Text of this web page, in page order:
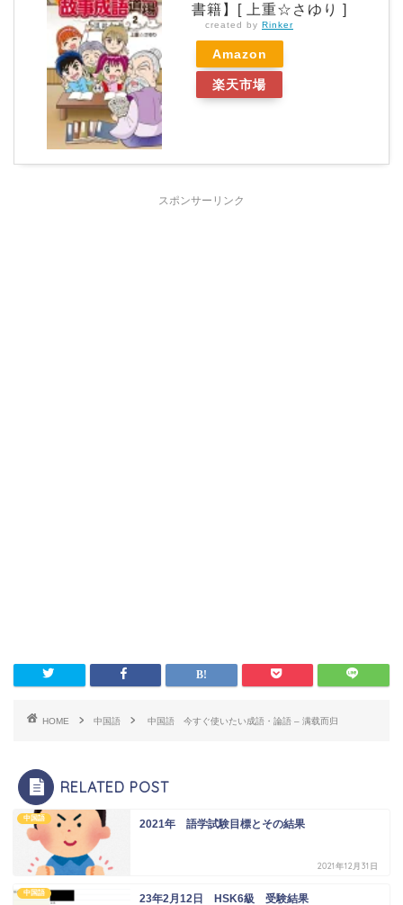
書籍】[ 上重☆さゆり ]
created by Rinker
Amazon
楽天市場
スポンサーリンク
HOME 中国語 中国語 今すぐ使いたい成語・論語 – 满载而归
RELATED POST
中国語 2021年 語学試験目標とその結果
2021年12月31日
中国語 23年2月12日 HSK6級 受験結果